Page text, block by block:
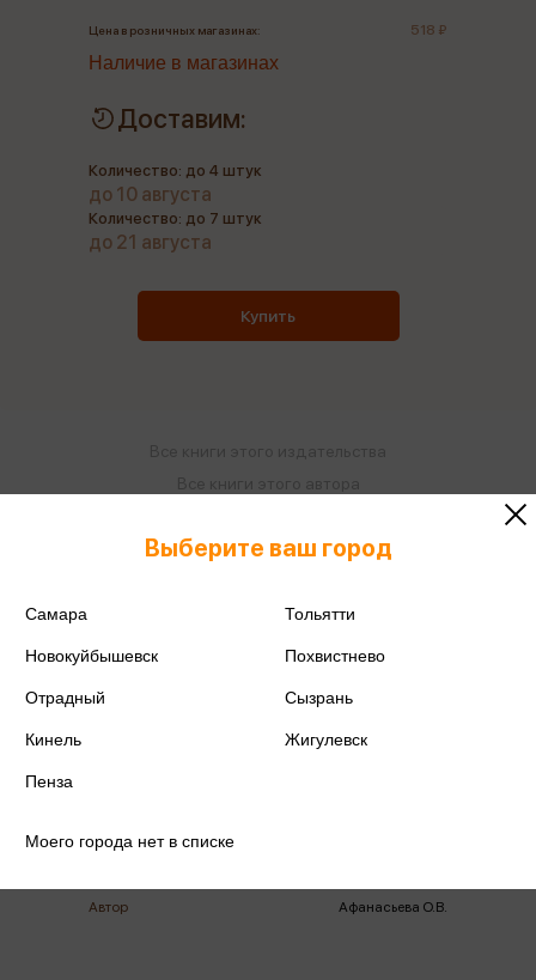
ISBN 978-5-09-080576-6
Количество страниц
Автор Афанасьева О.В.
Цена в розничных магазинах: 518 ₽
Наличие в магазинах
Доставим:
Количество: до 4 штук
до 10 августа
Количество: до 7 штук
до 21 августа
Купить
Поделиться
Выберите ваш город
Самара Тольятти
Новокуйбышевск Похвистнево
Отрадный Сызрань
Кинель Жигулевск
Пенза
Моего города нет в списке